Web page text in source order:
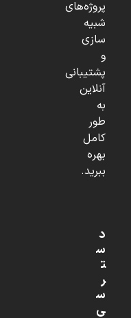
پروژه‌های
شبیه
سازی
و
پشتیبانی
آنلاین
به
طور
کامل
بهره
ببرید.
د
س
ت
ر
س
ی